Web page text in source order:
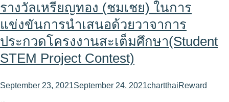
รางวัลเหรียญทอง (ชมเชย) ในการ
แข่งขันการนำเสนอด้วยวาจาการ
ประกวดโครงงานสะเต็มศึกษา(Student
STEM Project Contest)
September 23, 2021September 24, 2021chartthaiReward